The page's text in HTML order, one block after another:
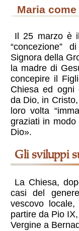
Maria
Il 25 marzo è
“concezione”
Signora della
la madre di
concepire il
Chiesa ed ogni
da Dio, in
loro volta
graziati in modo
Dio».
gli sviluppi
La Chiesa,
casi del
vescovo
partire da Pio
Vergine a